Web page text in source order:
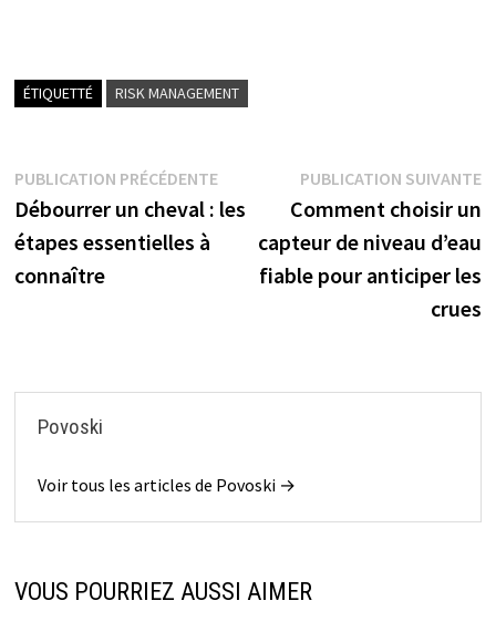
ÉTIQUETTÉ RISK MANAGEMENT
Navigation
de
l’article
PUBLICATION PRÉCÉDENTEPublication
précédente :
Débourrer un cheval : les
étapes essentielles à
connaître
PUBLICATION SUIVANTE
Comment choisir un
capteur de niveau d’eau
fiable pour anticiper les
crues
Povoski
Voir tous les articles de Povoski →
VOUS POURRIEZ AUSSI AIMER